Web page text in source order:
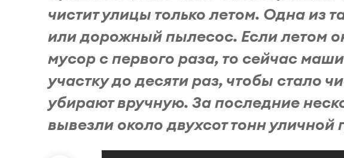
чистит улицы только летом. Одна из
или дорожный пылесос. Если летом
мусор с первого раза, то сейчас
участку до десяти раз, чтобы стало
убирают вручную. За последние
вывезли около двухсот тонн уличной